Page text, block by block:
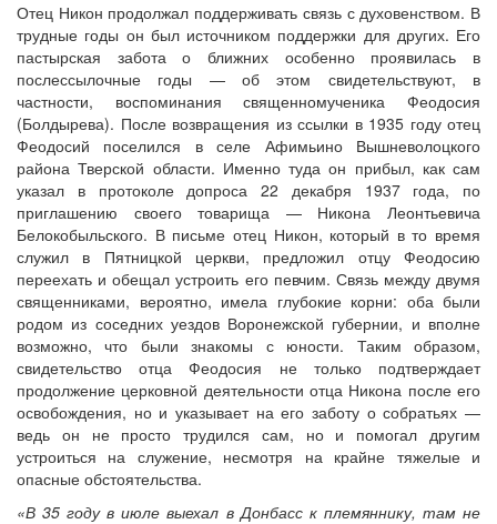
Отец Никон продолжал поддерживать связь с духовенством. В
трудные годы он был источником поддержки для других. Его
пастырская забота о ближних особенно проявилась в
послессылочные годы — об этом свидетельствуют, в
частности, воспоминания священномученика Феодосия
(Болдырева). После возвращения из ссылки в 1935 году отец
Феодосий поселился в селе Афимьино Вышневолоцкого
района Тверской области. Именно туда он прибыл, как сам
указал в протоколе допроса 22 декабря 1937 года, по
приглашению своего товарища — Никона Леонтьевича
Белокобыльского. В письме отец Никон, который в то время
служил в Пятницкой церкви, предложил отцу Феодосию
переехать и обещал устроить его певчим. Связь между двумя
священниками, вероятно, имела глубокие корни: оба были
родом из соседних уездов Воронежской губернии, и вполне
возможно, что были знакомы с юности. Таким образом,
свидетельство отца Феодосия не только подтверждает
продолжение церковной деятельности отца Никона после его
освобождения, но и указывает на его заботу о собратьях —
ведь он не просто трудился сам, но и помогал другим
устроиться на служение, несмотря на крайне тяжелые и
опасные обстоятельства.
«В 35 году в июле выехал в Донбасс к племяннику, там не